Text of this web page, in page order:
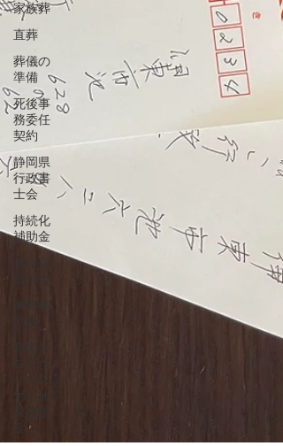
家族葬
直葬
葬儀の
準備
死後事
務委任
契約
静岡県
行政書
士会
持続化
補助金
イルス
対応休
業支援